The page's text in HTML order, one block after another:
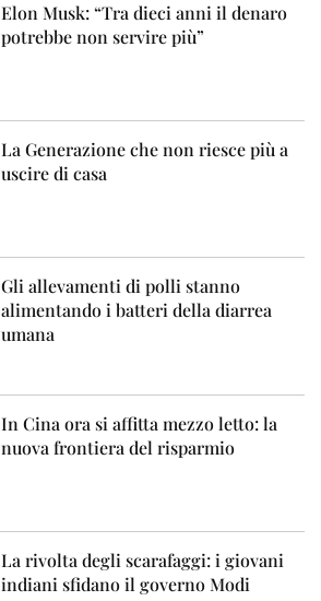
Elon Musk: “Tra dieci anni il denaro
potrebbe non servire più”
La Generazione che non riesce più a
uscire di casa
Gli allevamenti di polli stanno
alimentando i batteri della diarrea
umana
In Cina ora si affitta mezzo letto: la
nuova frontiera del risparmio
La rivolta degli scarafaggi: i giovani
indiani sfidano il governo Modi